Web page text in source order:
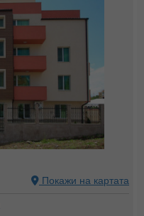
Покажи на картата